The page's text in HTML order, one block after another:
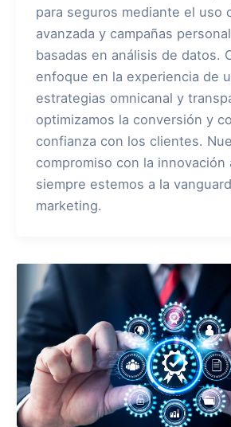
para seguros mediante el uso
avanzada y campañas
basadas en análisis de datos.
enfoque en la experiencia de
estrategias omnicanal y
optimizamos la conversión y
confianza con los clientes.
compromiso con la innovación
siempre estemos a la
marketing.